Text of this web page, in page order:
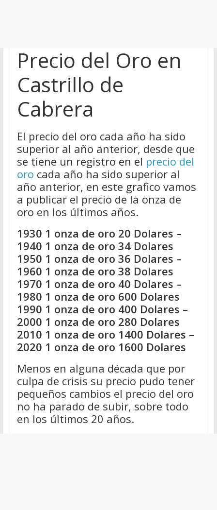
Precio del Oro en
Castrillo de
Cabrera
El precio del oro cada año ha sido
superior al año anterior, desde que
se tiene un registro en el precio del
oro cada año ha sido superior al
año anterior, en este grafico vamos
a publicar el precio de la onza de
oro en los últimos años.
1930 1 onza de oro 20 Dolares –
1940 1 onza de oro 34 Dolares
1950 1 onza de oro 36 Dolares –
1960 1 onza de oro 38 Dolares
1970 1 onza de oro 40 Dolares –
1980 1 onza de oro 600 Dolares
1990 1 onza de oro 400 Dolares –
2000 1 onza de oro 280 Dolares
2010 1 onza de oro 1400 Dolares –
2020 1 onza de oro 1600 Dolares
Menos en alguna década que por
culpa de crisis su precio pudo tener
pequeños cambios el precio del oro
no ha parado de subir, sobre todo
en los últimos 20 años.